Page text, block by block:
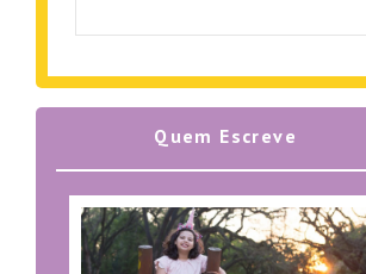
Quem Escreve